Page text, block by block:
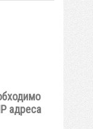
адреса